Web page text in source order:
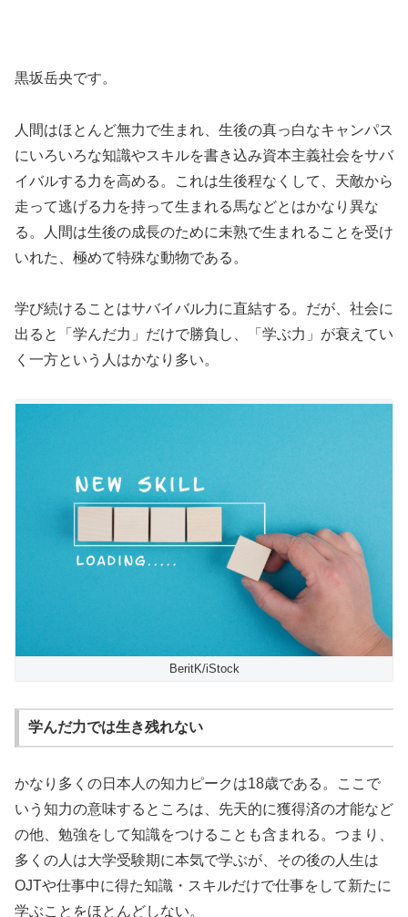
黒坂岳央です。
人間はほとんど無力で生まれ、生後の真っ白なキャンパス
にいろいろな知識やスキルを書き込み資本主義社会をサバ
イバルする力を高める。これは生後程なくして、天敵から
走って逃げる力を持って生まれる馬などとはかなり異な
る。人間は生後の成長のために未熟で生まれることを受け
いれた、極めて特殊な動物である。
学び続けることはサバイバル力に直結する。だが、社会に
出ると「学んだ力」だけで勝負し、「学ぶ力」が衰えてい
く一方という人はかなり多い。
BeritK/iStock
学んだ力では生き残れない
かなり多くの日本人の知力ピークは18歳である。ここで
いう知力の意味するところは、先天的に獲得済の才能など
の他、勉強をして知識をつけることも含まれる。つまり、
多くの人は大学受験期に本気で学ぶが、その後の人生は
OJTや仕事中に得た知識・スキルだけで仕事をして新たに
学ぶことをほとんどしない。